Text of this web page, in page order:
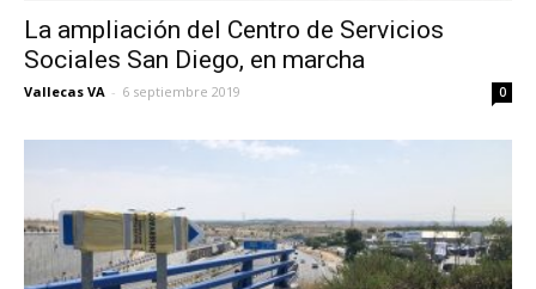
La ampliación del Centro de Servicios
Sociales San Diego, en marcha
Vallecas VA - 6 septiembre 2019 0